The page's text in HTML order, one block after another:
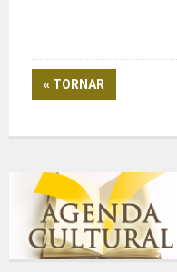
« TORNAR